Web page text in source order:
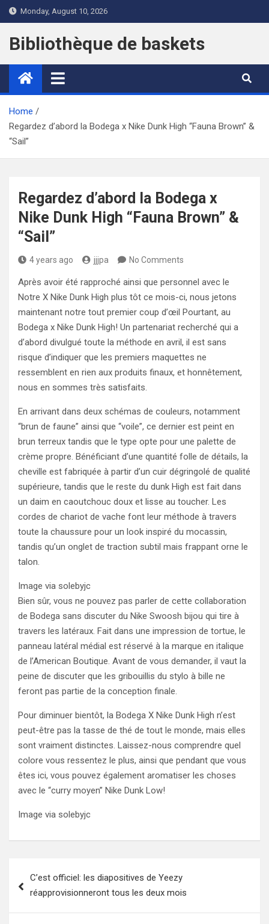
Skip
to
content
Monday, August 10, 2026
Bibliothèque de baskets
Home
Regardez d’abord la Bodega x Nike Dunk High “Fauna Brown” &
“Sail”
Regardez d’abord la Bodega x
Nike Dunk High “Fauna Brown” &
“Sail”
4 years ago jjjpa No Comments
Après avoir été rapproché ainsi que personnel avec le
Notre X Nike Dunk High plus tôt ce mois-ci, nous jetons
maintenant notre tout premier coup d’œil Pourtant, au
Bodega x Nike Dunk High! Un partenariat recherché qui a
d’abord divulgué toute la méthode en avril, il est sans
risque d’indiquer que les premiers maquettes ne
ressemblent en rien aux produits finaux, et honnêtement,
nous en sommes très satisfaits.
En arrivant dans deux schémas de couleurs, notamment
“brun de faune” ainsi que “voile”, ce dernier est peint en
brun terreux tandis que le type opte pour une palette de
crème propre. Bénéficiant d’une quantité folle de détails, la
cheville est fabriquée à partir d’un cuir dégringolé de qualité
supérieure, tandis que le reste du dunk High est fait dans
un daim en caoutchouc doux et lisse au toucher. Les
cordes de chariot de vache font leur méthode à travers
toute la chaussure pour un look inspiré du mocassin,
tandis qu’un onglet de traction subtil mais frappant orne le
talon.
Image via solebyjc
Bien sûr, vous ne pouvez pas parler de cette collaboration
de Bodega sans discuter du Nike Swoosh bijou qui tire à
travers les latéraux. Fait dans une impression de tortue, le
panneau latéral médial est réservé à la marque en italique
de l’American Boutique. Avant de vous demander, il vaut la
peine de discuter que les gribouillis du stylo à bille ne
feront pas partie de la conception finale.
Pour diminuer bientôt, la Bodega X Nike Dunk High n’est
peut-être pas la tasse de thé de tout le monde, mais elles
sont vraiment distinctes. Laissez-nous comprendre quel
colore vous ressentez le plus, ainsi que pendant que vous
êtes ici, vous pouvez également aromatiser les choses
avec le “curry moyen” Nike Dunk Low!
Image via solebyjc
navigation
C’est officiel: les diapositives de Yeezy
réapprovisionneront tous les deux mois